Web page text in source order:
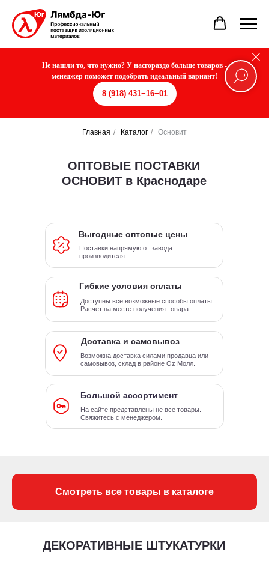
Не нашли то, что нужно? У насгораздо больше товаров -
менеджер поможет подобрать идеальный вариант!
8 (918) 431−16−01
Главная / Каталог / Основит
ОПТОВЫЕ ПОСТАВКИ
ОСНОВИТ в Краснодаре
Доставка и самовывоз
Возможна доставка силами продавца или
самовывоз, склад в районе Oz Молл.
Выгодные оптовые цены
Поставки напрямую от завода
производителя.
Гибкие условия оплаты
Доступны все возможные способы оплаты.
Расчет на месте получения товара.
Большой ассортимент
На сайте представлены не все товары.
Свяжитесь с менеджером.
Смотреть все товары в каталоге
ДЕКОРАТИВНЫЕ ШТУКАТУРКИ